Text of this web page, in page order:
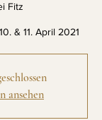
Fitz
ansehen